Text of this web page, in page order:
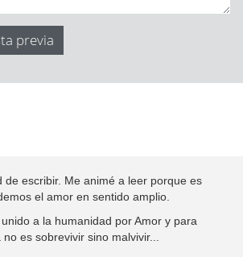
escribir. Me animé a leer porque es
el amor en sentido amplio.
a la humanidad por Amor y para
es sobrevivir sino malvivir...